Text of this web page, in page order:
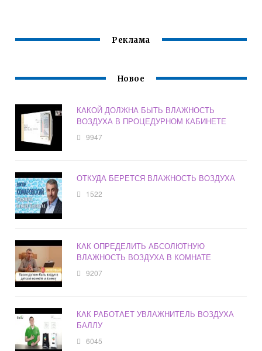
Реклама
Новое
КАКОЙ ДОЛЖНА БЫТЬ ВЛАЖНОСТЬ
ВОЗДУХА В ПРОЦЕДУРНОМ КАБИНЕТЕ
9947
ОТКУДА БЕРЕТСЯ ВЛАЖНОСТЬ ВОЗДУХА
1522
КАК ОПРЕДЕЛИТЬ АБСОЛЮТНУЮ
ВЛАЖНОСТЬ ВОЗДУХА В КОМНАТЕ
9207
КАК РАБОТАЕТ УВЛАЖНИТЕЛЬ ВОЗДУХА
БАЛЛУ
6045